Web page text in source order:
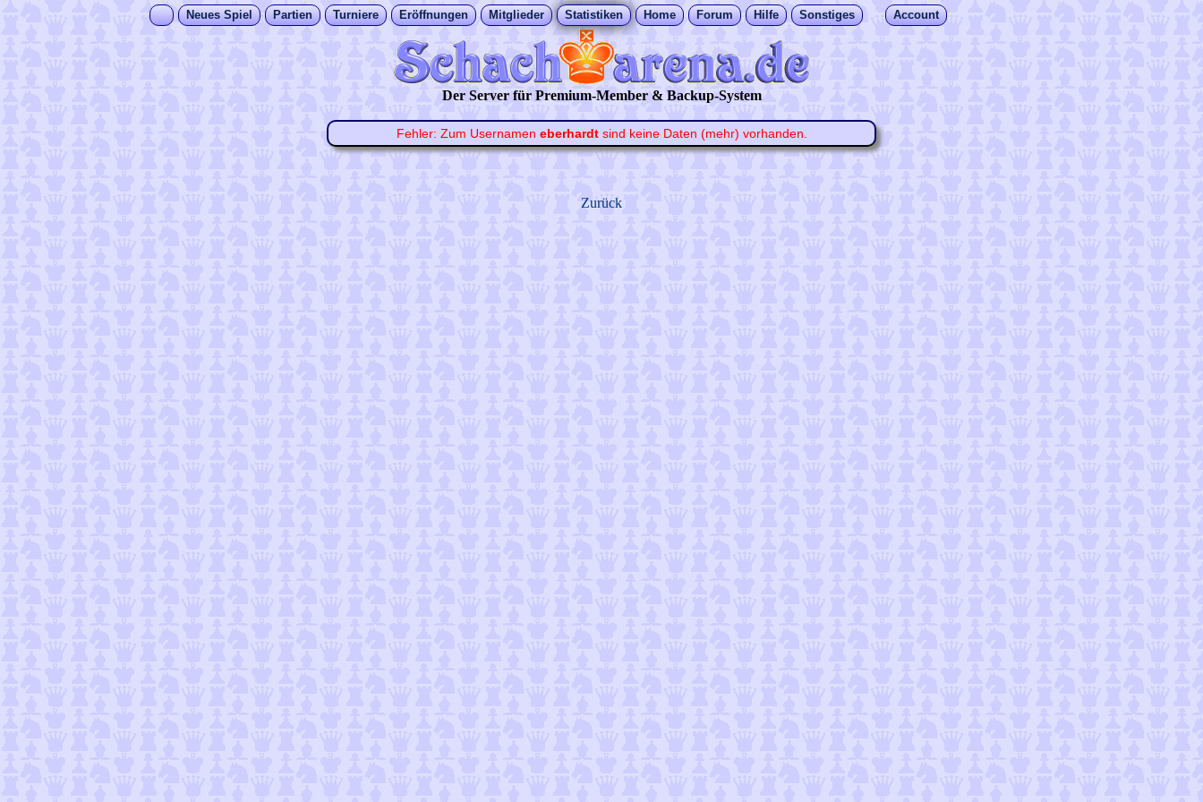
Neues Spiel Partien Turniere Eröffnungen Mitglieder Statistiken Home Forum Hilfe Sonstiges Account
Der Server für Premium-Member & Backup-System
Fehler: Zum Usernamen eberhardtsind keine Daten (mehr) vorhanden.
Zurück